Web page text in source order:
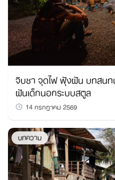
จิบชา จุดไฟ ฟุ้งฝัน บทสน
ฝันเด็กนอกระบบสตูล
14 กรกฎาคม 2569
บทความ